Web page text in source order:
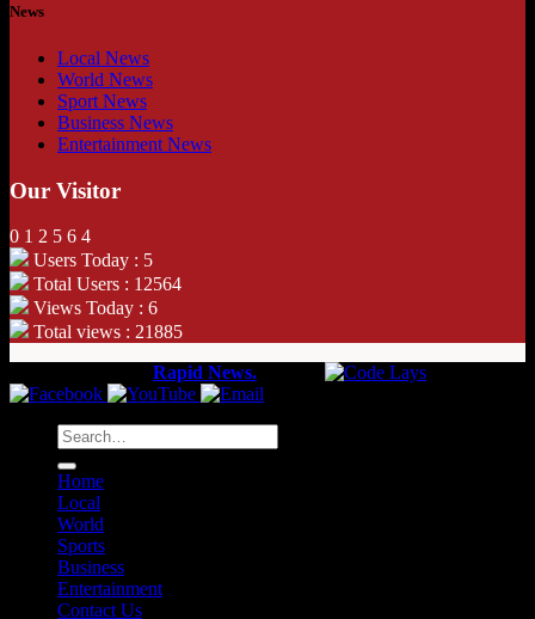
News
Local News
World News
Sport News
Business News
Entertainment News
Our Visitor
0 1 2 5 6 4
Users Today : 5
Total Users : 12564
Views Today : 6
Total views : 21885
Rapid News.
Home
Local
World
Sports
Business
Entertainment
Contact Us